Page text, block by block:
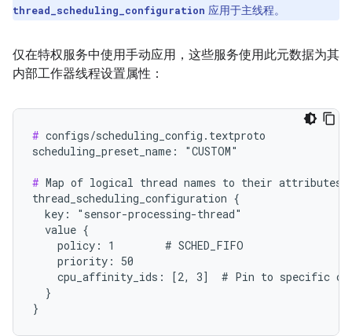
thread_scheduling_configuration 应用于主线程。
仅在特权服务中使用手动应用，这些服务使用此元数据为其
内部工作器线程设置属性：
# configs/scheduling_config.textproto
scheduling_preset_name: "CUSTOM"
# Map of logical thread names to their attributes
thread_scheduling_configuration {
  key: "sensor-processing-thread"
  value {
    policy: 1        # SCHED_FIFO
    priority: 50
cpu_affinity_ids: [2, 3]  # Pin to specific
  }